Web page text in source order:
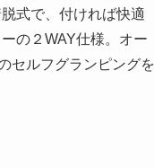
式で、付ければ快適
の２WAY仕様。オー
セルフグランピングを